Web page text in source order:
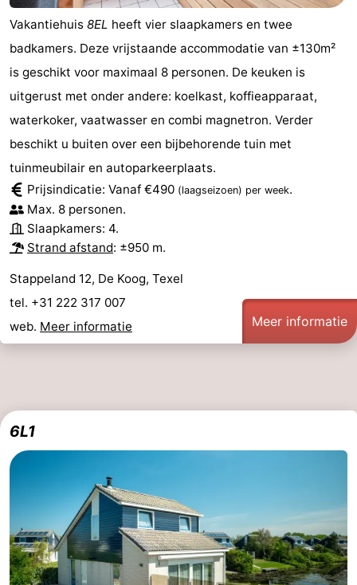
Vakantiehuis 8EL heeft vier slaapkamers en twee
badkamers. Deze vrijstaande accommodatie van ±130m²
is geschikt voor maximaal 8 personen. De keuken is
uitgerust met onder andere: koelkast, koffieapparaat,
waterkoker, vaatwasser en combi magnetron. Verder
beschikt u buiten over een bijbehorende tuin met
tuinmeubilair en autoparkeerplaats.
Prijsindicatie: Vanaf €490 (laagseizoen) per week.
Max. 8 personen.
Slaapkamers: 4.
Strand afstand: ±950 m.
Stappeland 12, De Koog, Texel
tel. +31 222 317 007
web. Meer informatie Meer informatie
6L1